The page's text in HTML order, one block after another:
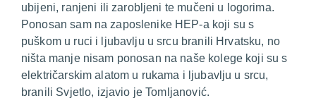
ubijeni, ranjeni ili zarobljeni te mučeni u logorima.
Ponosan sam na zaposlenike HEP-a koji su s
puškom u ruci i ljubavlju u srcu branili Hrvatsku, no
ništa manje nisam ponosan na naše kolege koji su s
električarskim alatom u rukama i ljubavlju u srcu,
branili Svjetlo, izjavio je Tomljanović.